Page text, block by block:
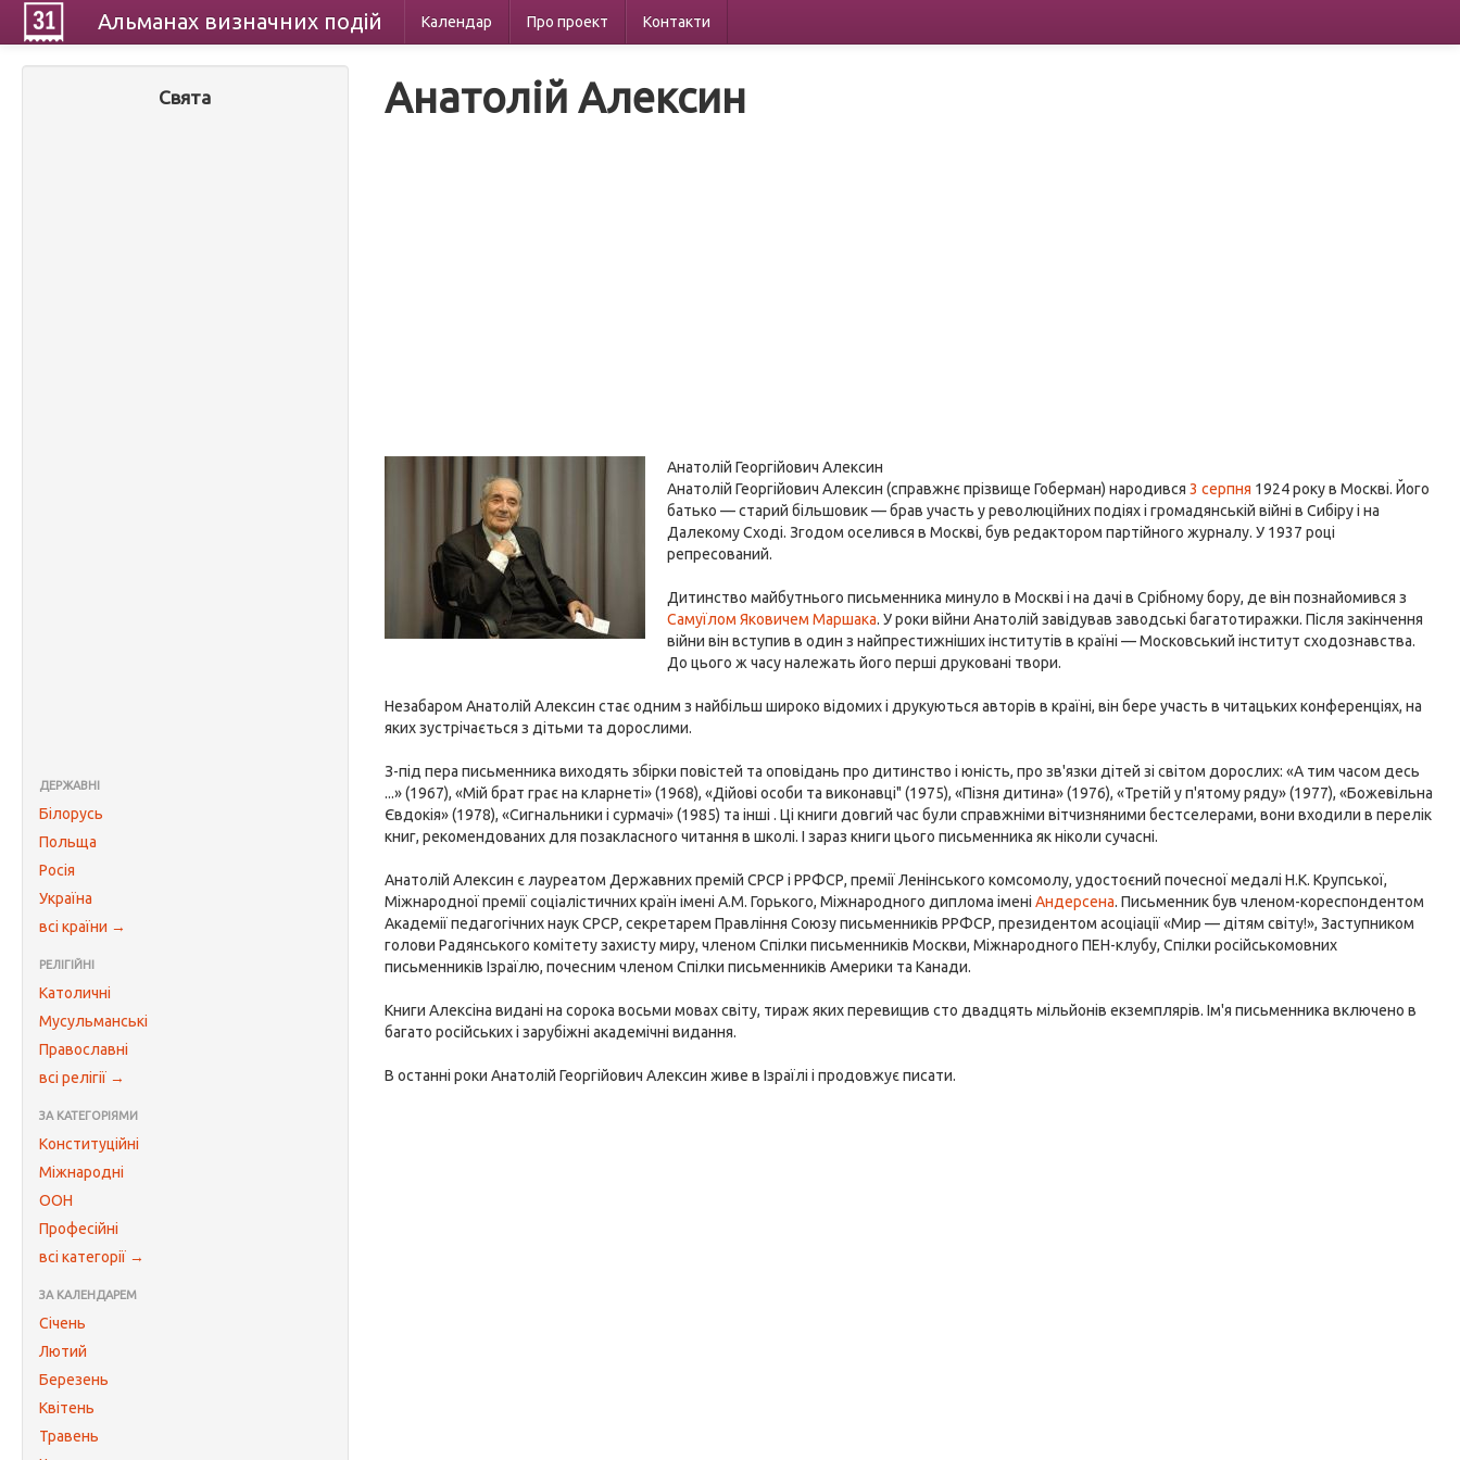
Альманах визначних подій Календар Про проект Контакти
Свята
ДЕРЖАВНІ
Білорусь
Польща
Росія
Україна
всі країни →
РЕЛІГІЙНІ
Католичні
Мусульманські
Православні
всі релігії →
ЗА КАТЕГОРІЯМИ
Конституційні
Міжнародні
ООН
Професійні
всі категорії →
ЗА КАЛЕНДАРЕМ
Січень
Лютий
Березень
Квітень
Травень
Анатолій Алексин
Анатолій Георгійович Алексин
Анатолій Георгійович Алексин (справжнє прізвище Гоберман) народився3 серпня 1924 року в Москві. Його
батько — старий більшовик — брав участь у революційних подіях і громадянській війні в Сибіру і на
Далекому Сході. Згодом оселився в Москві, був редактором партійного журналу. У 1937 році
репресований.
Дитинство майбутнього письменника минуло в Москві і на дачі в Срібному бору, де він познайомився з
Самуїлом Яковичем Маршака. У роки війни Анатолій завідував заводські багатотиражки. Після закінчення
війни він вступив в один з найпрестижніших інститутів в країні — Московський інститут сходознавства.
До цього ж часу належать його перші друковані твори.
Незабаром Анатолій Алексин стає одним з найбільш широко відомих і друкуються авторів в країні, він бере участь в читацьких конференціях, на
яких зустрічається з дітьми та дорослими.
З-під пера письменника виходять збірки повістей та оповідань про дитинство і юність, про зв'язки дітей зі світом дорослих: «А тим часом десь
...» (1967), «Мій брат грає на кларнеті» (1968), «Дійові особи та виконавці" (1975), «Пізня дитина» (1976), «Третій у п'ятому ряду» (1977), «Божевільна
Євдокія» (1978), «Сигнальники і сурмачі» (1985) та інші . Ці книги довгий час були справжніми вітчизняними бестселерами, вони входили в перелік
книг, рекомендованих для позакласного читання в школі. І зараз книги цього письменника як ніколи сучасні.
Анатолій Алексин є лауреатом Державних премій СРСР і РРФСР, премії Ленінського комсомолу, удостоєний почесної медалі Н.К. Крупської,
Міжнародної премії соціалістичних країн імені А.М. Горького, Міжнародного диплома іменіАндерсена. Письменник був членом-кореспондентом
Академії педагогічних наук СРСР, секретарем Правління Союзу письменників РРФСР, президентом асоціації «Мир — дітям світу!», Заступником
голови Радянського комітету захисту миру, членом Спілки письменників Москви, Міжнародного ПЕН-клубу, Спілки російськомовних
письменників Ізраїлю, почесним членом Спілки письменників Америки та Канади.
Книги Алексіна видані на сорока восьми мовах світу, тираж яких перевищив сто двадцять мільйонів екземплярів. Ім'я письменника включено в
багато російських і зарубіжні академічні видання.
В останні роки Анатолій Георгійович Алексин живе в Ізраїлі і продовжує писати.